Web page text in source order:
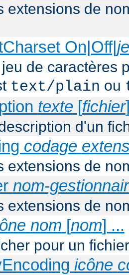
extensions de
On|Off|
de caractères
text/plain ou
texte [fichier
d'un
codage
extensions de
nom-
extensions de
nom [nom] ...
pour un
icône